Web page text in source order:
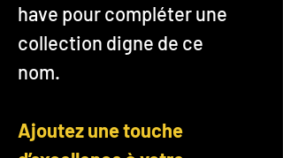
have pour compléter une
collection digne de ce
nom.
Ajoutez une touche